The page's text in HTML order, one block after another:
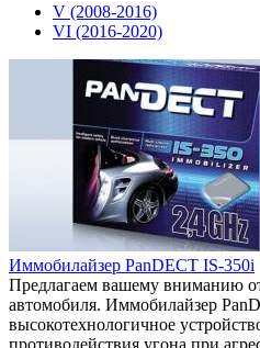
V (2008-2016)
VI (2016-2020)
Иммобилайзер PanDECT IS-350i
Предлагаем вашему вниманию
автомобиля. Иммобилайзер
высокотехнологичное
противодействия угона при